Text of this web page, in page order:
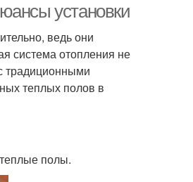
установки
ведь они
система отопления не
традиционными
теплых полов в
полы.